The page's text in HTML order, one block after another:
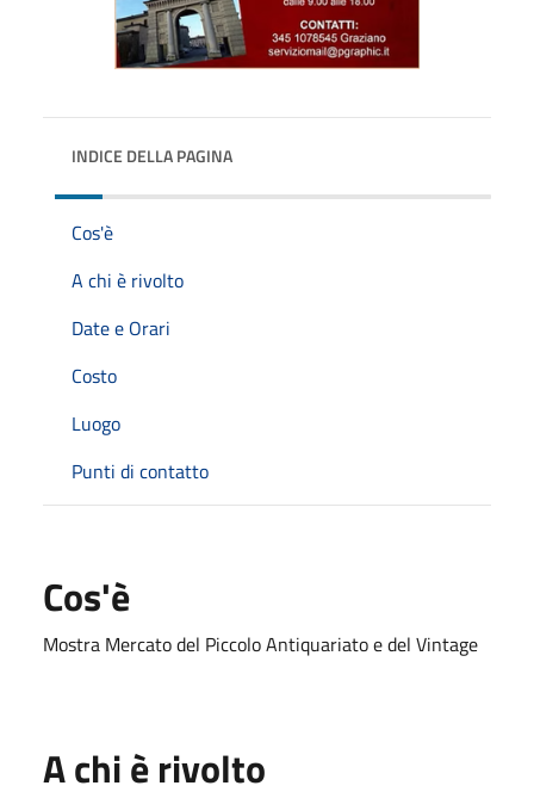
INDICE DELLA PAGINA
Cos'è
A chi è rivolto
Date e Orari
Costo
Luogo
Punti di contatto
Cos'è
Mostra Mercato del Piccolo Antiquariato e del Vintage
A chi è rivolto